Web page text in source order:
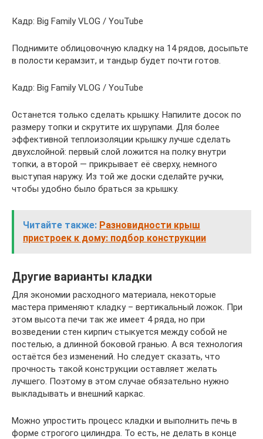
Кадр: Big Family VLOG / YouTube
Поднимите облицовочную кладку на 14 рядов, досыпьте
в полости керамзит, и тандыр будет почти готов.
Кадр: Big Family VLOG / YouTube
Останется только сделать крышку. Напилите досок по
размеру топки и скрутите их шурупами. Для более
эффективной теплоизоляции крышку лучше сделать
двухслойной: первый слой ложится на полку внутри
топки, а второй — прикрывает её сверху, немного
выступая наружу. Из той же доски сделайте ручки,
чтобы удобно было браться за крышку.
Читайте также: Разновидности крыш
пристроек к дому: подбор конструкции
Другие варианты кладки
Для экономии расходного материала, некоторые
мастера применяют кладку – вертикальный ложок. При
этом высота печи так же имеет 4 ряда, но при
возведении стен кирпич стыкуется между собой не
постелью, а длинной боковой гранью. А вся технология
остаётся без изменений. Но следует сказать, что
прочность такой конструкции оставляет желать
лучшего. Поэтому в этом случае обязательно нужно
выкладывать и внешний каркас.
Можно упростить процесс кладки и выполнить печь в
форме строгого цилиндра. То есть, не делать в конце